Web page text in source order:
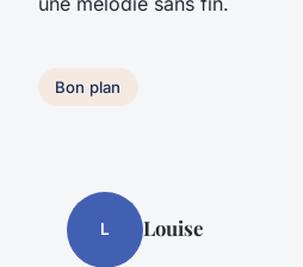
Bon plan
L Louise